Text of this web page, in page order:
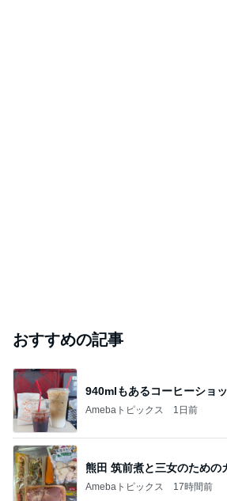
おすすめの記事
940mlもあるコーヒーショ
Amebaトピックス 1日前
熊田 筑前煮と三女のための
Amebaトピックス 17時間前